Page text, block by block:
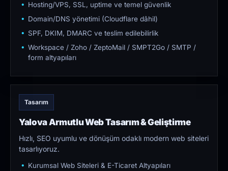
Hosting/VPS, SSL, uptime ve temel güvenlik
Domain/DNS yönetimi (Cloudflare dâhil)
SPF, DKIM, DMARC ve teslim edilebilirlik
Workspace / Zoho / ZeptoMail / SMPT2Go / SMTP /
form altyapıları
Tasarım
Yalova Armutlu Web Tasarım & Geliştirme
Hızlı, SEO uyumlu ve dönüşüm odaklı modern web siteleri
tasarlıyoruz.
Kurumsal Web Siteleri & E-Ticaret Altyapıları